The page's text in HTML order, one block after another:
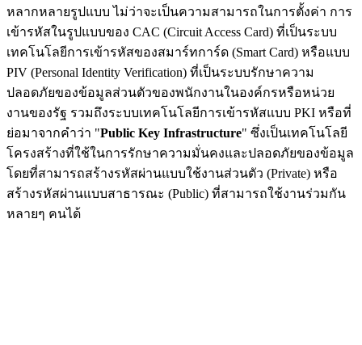
หลากหลายรูปแบบ ไม่ว่าจะเป็นความสามารถในการตั้งค่า การ
เข้ารหัสในรูปแบบของ CAC (Circuit Access Card) ที่เป็นระบบ
เทคโนโลยีการเข้ารหัสของสมาร์ทการ์ด (Smart Card) หรือแบบ
PIV (Personal Identity Verification) ที่เป็นระบบรักษาความ
ปลอดภัยของข้อมูลส่วนตัวของพนักงานในองค์กรหรือหน่วย
งานของรัฐ รวมถึงระบบเทคโนโลยีการเข้ารหัสแบบ PKI หรือที่
ย่อมาจากคำว่า "Public Key Infrastructure" ซึ่งเป็นเทคโนโลยี
โครงสร้างที่ใช้ในการรักษาความมั่นคงและปลอดภัยของข้อมูล
โดยที่สามารถสร้างรหัสผ่านแบบใช้งานส่วนตัว (Private) หรือ
สร้างรหัสผ่านแบบสาธารณะ (Public) ที่สามารถใช้งานร่วมกัน
หลายๆ คนได้